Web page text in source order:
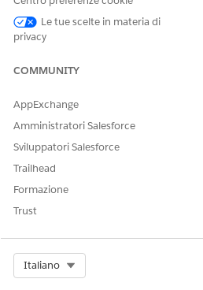
Selezionare
Ora,clonare e attivare il flusso
personalizzata per inviare notifiche
VEDERE ANCHE:
Guida di Salesforce: Portale
pazienti
mobile
QUESTO ARTICOLO HA
Facci sapere, così
Le tue scelte in materia di
privacy
COMMUNITY
AppExchange
Amministratori Salesforce
Sviluppatori Salesforce
Trailhead
Formazione
Trust
Italiano